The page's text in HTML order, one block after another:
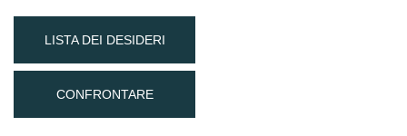
LISTA DEI DESIDERI
CONFRONTARE